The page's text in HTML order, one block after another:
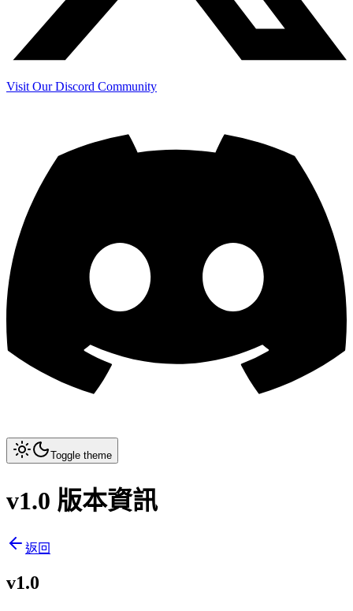
Visit Our Discord Community
Toggle theme
v1.0 版本資訊
返回
v1.0